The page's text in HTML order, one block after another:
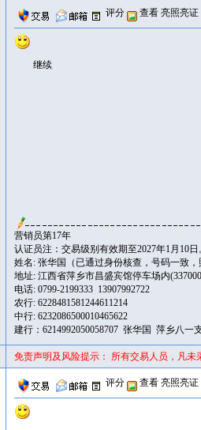
评分 查看 亮照亮证
继续
营销员第17年
认证员注：交易级别有效期至2027年1月10日
姓名: 张华国（已通过身份核查，号码一致
地址: 江西省萍乡市昌盛宾馆停车场内
电话: 0799-2199333 13907992722
农行: 6228481581244611214
中行: 6232086500010465622
建行：6214992050058707 张华国 萍乡八一
免责声明及风险提示： 所有交易人员，凡
评分 查看 亮照亮证